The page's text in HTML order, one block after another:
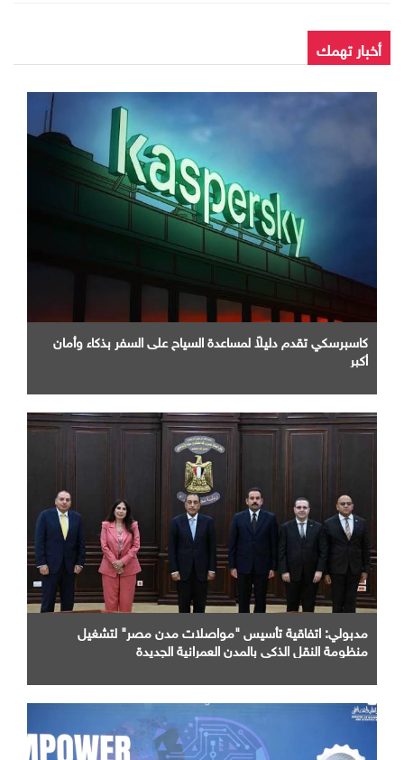
أخبار تهمك
كاسبرسكي تقدم دليلاً لمساعدة السياح على السفر بذكاء وأمان
أكبر
مدبولي: اتفاقية تأسيس "مواصلات مدن مصر" لتشغيل
منظومة النقل الذكي بالمدن العمرانية الجديدة